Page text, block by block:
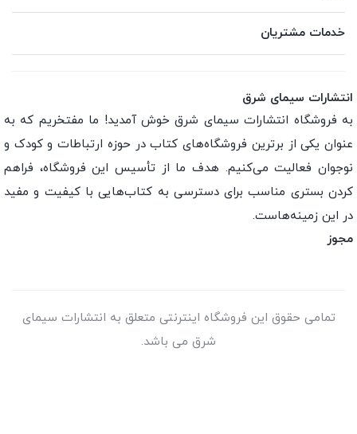
خدمات مشتریان
انتشارات سیمای شرق
به فروشگاه انتشارات سیمای شرق خوش آمدید! ما مفتخریم که به
عنوان یکی از برترین فروشگاه‌های کتاب در حوزه ارتباطات و کودک و
نوجوان فعالیت می‌کنیم. هدف ما از تأسیس این فروشگاه، فراهم
کردن بستری مناسب برای دسترسی به کتاب‌هایی با کیفیت و مفید
در این زمینه‌هاست.
مجوز
تمامی حقوق این فروشگاه اینترنتی متعلق به انتشارات سیمای
شرق می باشد.